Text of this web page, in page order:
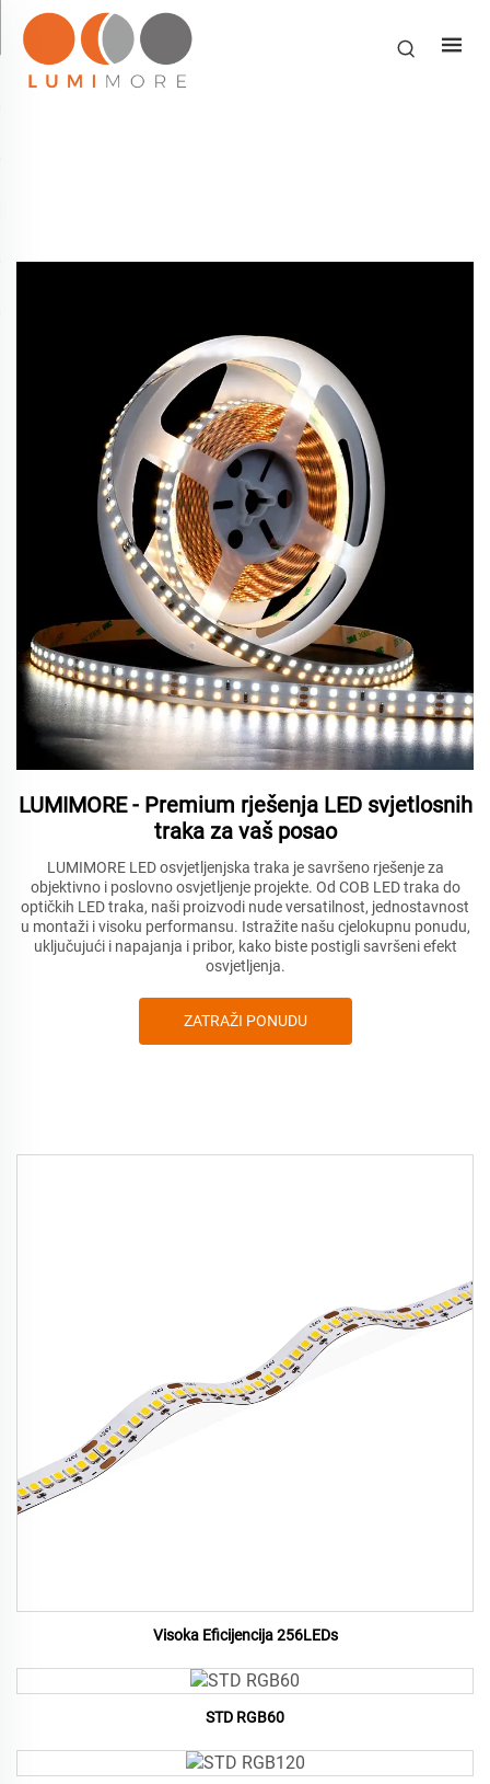
LUMIMORE - Premium rješenja LED svjetlosnih
traka za vaš posao
LUMIMORE LED osvjetljenjska traka je savršeno rješenje za
objektivno i poslovno osvjetljenje projekte. Od COB LED traka do
optičkih LED traka, naši proizvodi nude versatilnost, jednostavnost
u montaži i visoku performansu. Istražite našu cjelokupnu ponudu,
uključujući i napajanja i pribor, kako biste postigli savršeni efekt
osvjetljenja.
ZATRAŽI PONUDU
Visoka Eficijencija 256LEDs
STD RGB60